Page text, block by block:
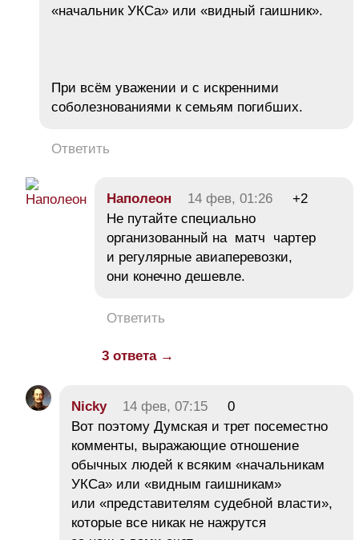
«начальник УКСа» или «видный гаишник».
При всём уважении и с искренними
соболезнованиями к семьям погибших.
Ответить
Наполеон 14 фев, 01:26
+2
Не путайте специально
организованный на матч чартер
и регулярные авиаперевозки,
они конечно дешевле.
Ответить
3 ответа →
Nicky 14 фев, 07:15
0
Вот поэтому Думская и трет посеместно
комменты, выражающие отношение
обычных людей к всяким «начальникам
УКСа» или «видным гаишникам»
или «представителям судебной власти»,
которые все никак не нажрутся